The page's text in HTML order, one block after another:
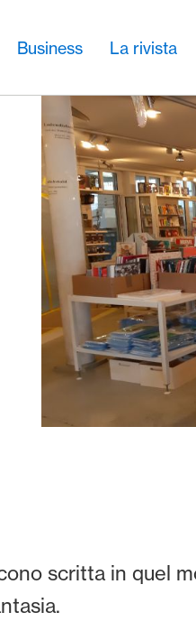
Business La rivista
scritta in quel